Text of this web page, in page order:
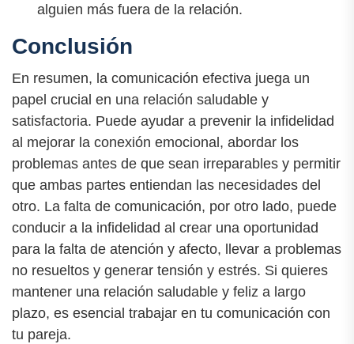
alguien más fuera de la relación.
Conclusión
En resumen, la comunicación efectiva juega un
papel crucial en una relación saludable y
satisfactoria. Puede ayudar a prevenir la infidelidad
al mejorar la conexión emocional, abordar los
problemas antes de que sean irreparables y permitir
que ambas partes entiendan las necesidades del
otro. La falta de comunicación, por otro lado, puede
conducir a la infidelidad al crear una oportunidad
para la falta de atención y afecto, llevar a problemas
no resueltos y generar tensión y estrés. Si quieres
mantener una relación saludable y feliz a largo
plazo, es esencial trabajar en tu comunicación con
tu pareja.